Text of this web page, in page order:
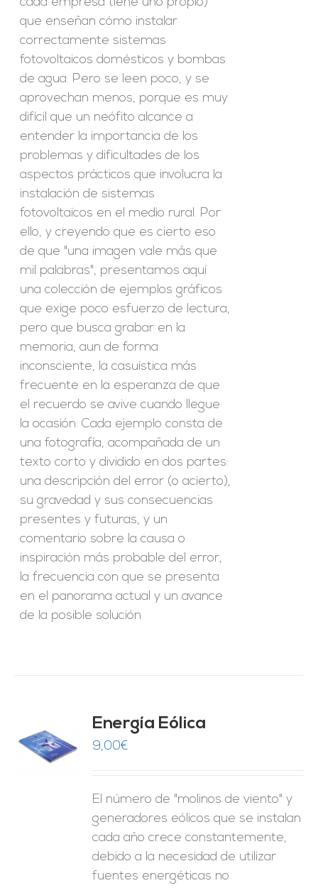
que enseñan cómo instalar
correctamente sistemas
fotovoltaicos domésticos y bombas
de agua. Pero se leen poco, y se
aprovechan menos, porque es muy
difícil que un neófito alcance a
entender la importancia de los
problemas y dificultades de los
aspectos prácticos que involucra la
instalación de sistemas
fotovoltaicos en el medio rural. Por
ello, y creyendo que es cierto eso
de que "una imagen vale más que
mil palabras", presentamos aquí
una colección de ejemplos gráficos
que exige poco esfuerzo de lectura,
pero que busca grabar en la
memoria, aun de forma
inconsciente, la casuística más
frecuente en la esperanza de que
el recuerdo se avive cuando llegue
la ocasión. Cada ejemplo consta de
una fotografía, acompañada de un
texto corto y dividido en dos partes:
una descripción del error (o acierto),
su gravedad y sus consecuencias
presentes y futuras, y un
comentario sobre la causa o
inspiración más probable del error,
la frecuencia con que se presenta
en el panorama actual y un avance
de la posible solución.
Energía Eólica
9,00€
El número de "molinos de viento" y
generadores eólicos que se instalan
cada año crece constantemente,
debido a la necesidad de utilizar
fuentes energéticas no